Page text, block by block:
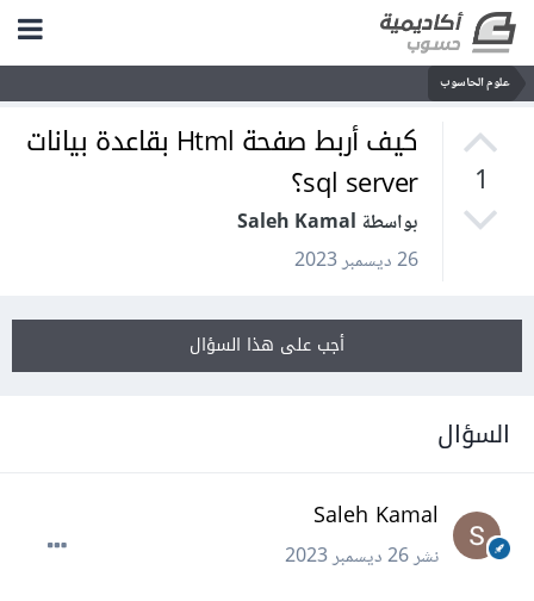
علوم الحاسوب
1
كيف أربط صفحة Html بقاعدة بيانات
sql server؟
بواسطة Saleh Kamal
26 ديسمبر 2023
أجب على هذا السؤال
السؤال
Saleh Kamal
نشر26 ديسمبر 2023